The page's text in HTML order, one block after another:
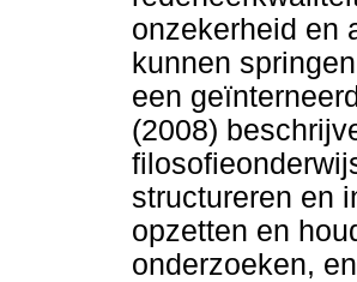
onzekerheid en
kunnen
een
(2008)
structureren en
opzetten en
onderzoeken,